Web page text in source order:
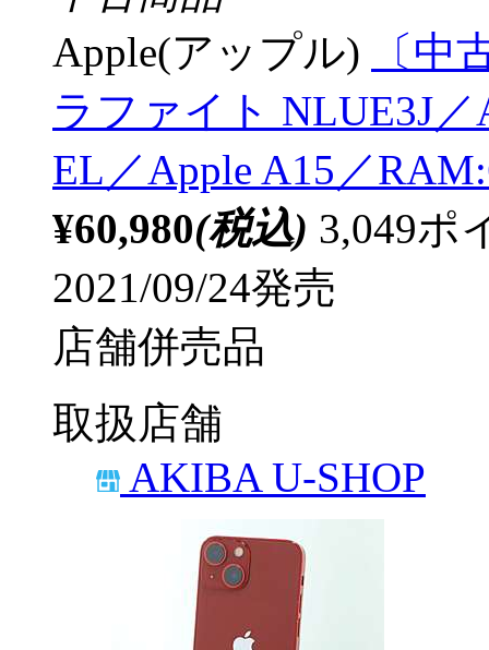
Apple(アップル)
〔中
ラファイト NLUE3J
EL／Apple A15／
¥60,980(税込) 3,049ポ
2021/09/24発売
店舗併売品
取扱店舗
AKIBA U-SHOP